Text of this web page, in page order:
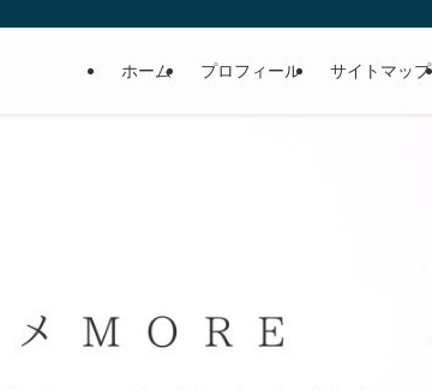
ホーム プロフィール サイトマップ